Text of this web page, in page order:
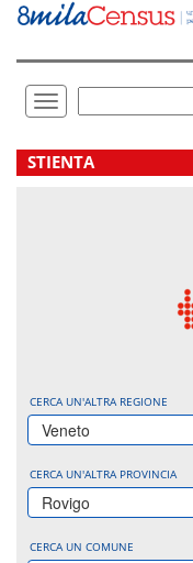
Vai
direttamente
Toggle
navigation
.
STIENTA
CERCA UN'ALTRA REGIONE
Veneto
CERCA UN'ALTRA PROVINCIA
Rovigo
CERCA UN COMUNE